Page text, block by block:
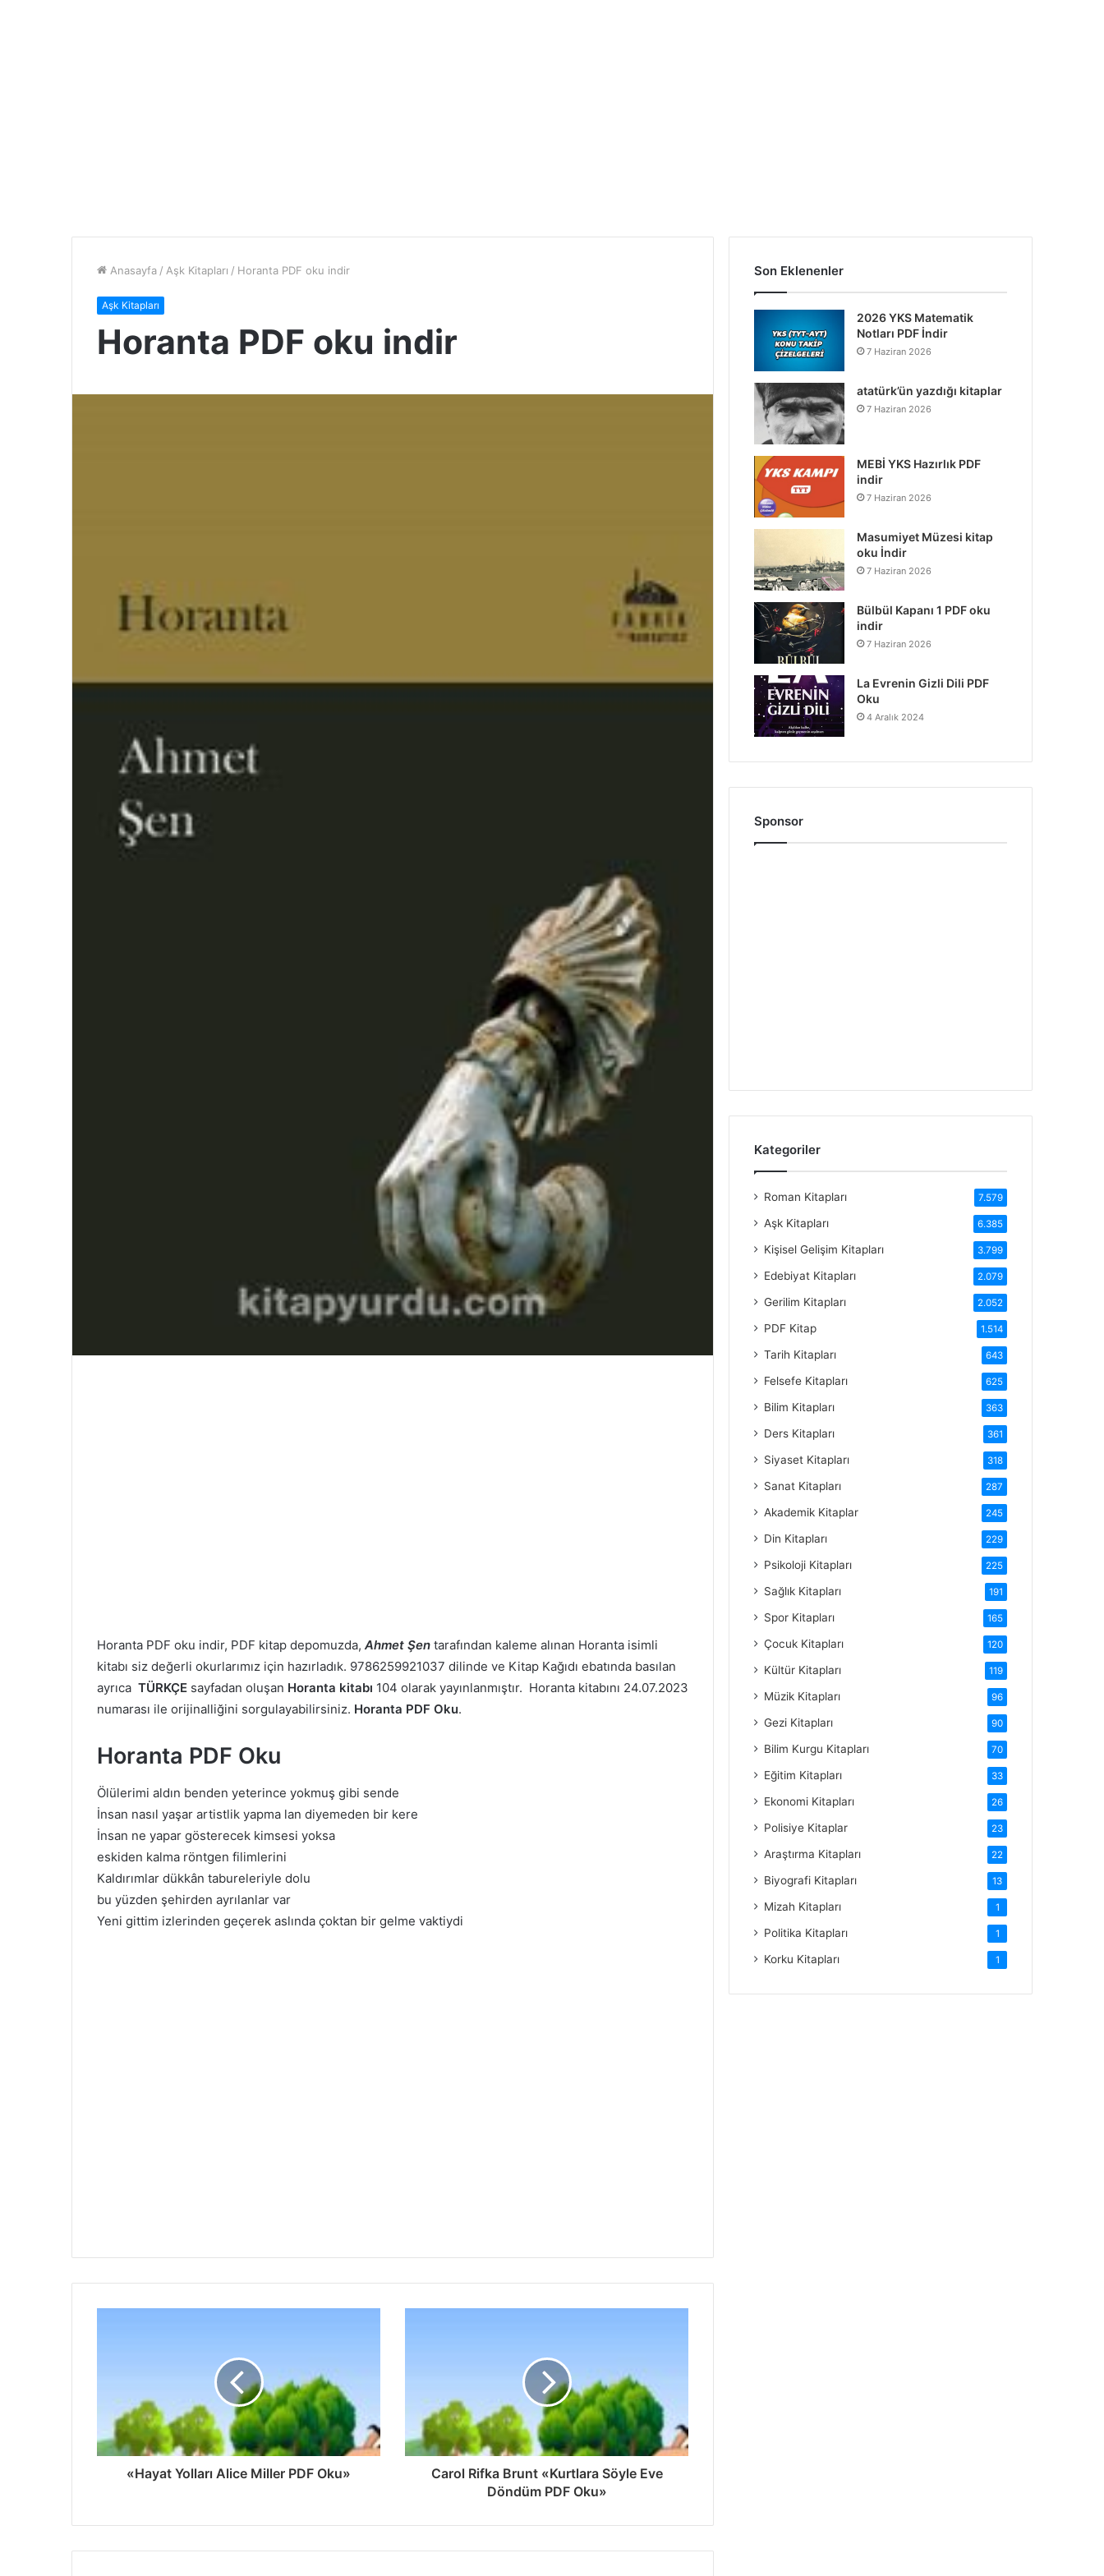
Anasayfa / Aşk Kitapları / Horanta PDF oku indir
Aşk Kitapları
Horanta PDF oku indir
Horanta PDF oku indir, PDF kitap depomuzda, Ahmet Şen tarafından kaleme alınan Horanta isimli
kitabı siz değerli okurlarımız için hazırladık. 9786259921037 dilinde ve Kitap Kağıdı ebatında basılan
ayrıca TÜRKÇE sayfadan oluşan Horanta kitabı 104 olarak yayınlanmıştır. Horanta kitabını 24.07.2023
numarası ile orijinalliğini sorgulayabilirsiniz. Horanta PDF Oku.
Horanta PDF Oku
Ölülerimi aldın benden yeterince yokmuş gibi sende
İnsan nasıl yaşar artistlik yapma lan diyemeden bir kere
İnsan ne yapar gösterecek kimsesi yoksa
eskiden kalma röntgen filimlerini
Kaldırımlar dükkân tabureleriyle dolu
bu yüzden şehirden ayrılanlar var
Yeni gittim izlerinden geçerek aslında çoktan bir gelme vaktiydi
«Hayat Yolları Alice Miller PDF Oku»
Carol Rifka Brunt «Kurtlara Söyle Eve
Döndüm PDF Oku»
Son Eklenenler
2026 YKS Matematik
Notları PDF İndir
7 Haziran 2026
atatürk’ün yazdığı kitaplar
7 Haziran 2026
MEBİ YKS Hazırlık PDF
indir
7 Haziran 2026
Masumiyet Müzesi kitap
oku İndir
7 Haziran 2026
Bülbül Kapanı 1 PDF oku
indir
7 Haziran 2026
La Evrenin Gizli Dili PDF
Oku
4 Aralık 2024
Sponsor
Kategoriler
Roman Kitapları 7.579
Aşk Kitapları 6.385
Kişisel Gelişim Kitapları 3.799
Edebiyat Kitapları 2.079
Gerilim Kitapları 2.052
PDF Kitap 1.514
Tarih Kitapları 643
Felsefe Kitapları 625
Bilim Kitapları 363
Ders Kitapları 361
Siyaset Kitapları 318
Sanat Kitapları 287
Akademik Kitaplar 245
Din Kitapları 229
Psikoloji Kitapları 225
Sağlık Kitapları 191
Spor Kitapları 165
Çocuk Kitapları 120
Kültür Kitapları 119
Müzik Kitapları 96
Gezi Kitapları 90
Bilim Kurgu Kitapları 70
Eğitim Kitapları 33
Ekonomi Kitapları 26
Polisiye Kitaplar 23
Araştırma Kitapları 22
Biyografi Kitapları 13
Mizah Kitapları 1
Politika Kitapları 1
Korku Kitapları 1